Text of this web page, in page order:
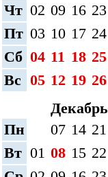
Чт 02 09 16 23
Пт 03 10 17 24
Сб 04 11 18 25
Вс 05 12 19 26
Декабрь
Пн
07 14 21
Вт 01 08 15 22